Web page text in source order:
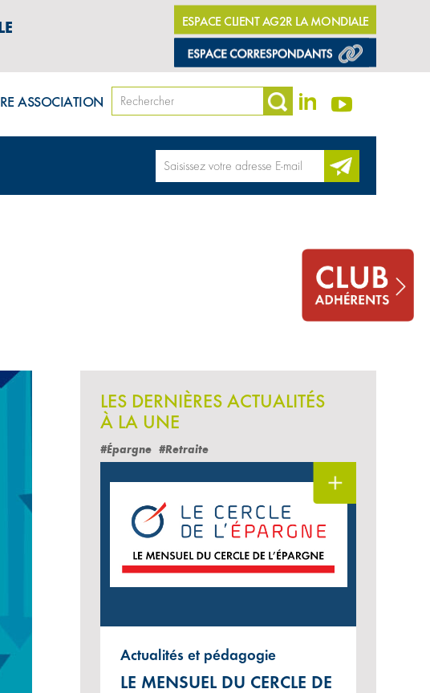
ESPACE CLIENT AG2R LA MONDIALE
ASSOCIATION
LES DERNIÈRES ACTUALITÉS
À LA UNE
#Épargne #Retraite
Actualités et pédagogie
LE MENSUEL DU CERCLE DE